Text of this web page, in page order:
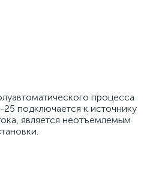
процесса
подключается к источнику
является неотъемлемым